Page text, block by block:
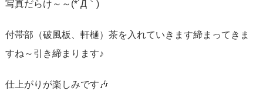
写真だらけ～～(*´Д｀)
付帯部（破風板、軒樋）茶を入れていきます締まってきま
すね～引き締まります♪
仕上がりが楽しみです🎶